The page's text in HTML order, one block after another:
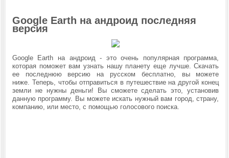
Google Earth на андроид последняя
версия
Google Earth на андроид - это очень популярная программа,
которая поможет вам узнать нашу планету еще лучше. Скачать
ее последнюю версию на русском бесплатно, вы можете
ниже. Теперь, чтобы отправиться в путешествие на другой конец
земли не нужны деньги! Вы сможете сделать это, установив
данную программу. Вы можете искать нужный вам город, страну,
компанию, или место, с помощью голосового поиска.